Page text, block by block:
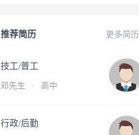
更多简历
推荐简历
技工/普工
邓先生 · 高中
行政/后勤